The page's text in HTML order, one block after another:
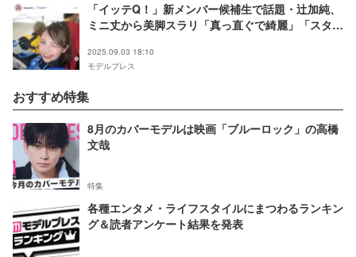
「イッテQ！」新メンバー候補生で話題・辻加純、
ミニ丈から美脚スラリ「真っ直ぐで綺麗」「スタイ
2025.09.03 18:10
モデルプレス
おすすめ特集
8月のカバーモデルは映画「ブルーロック」の高橋
文哉
特集
各種エンタメ・ライフスタイルにまつわるランキン
グ＆読者アンケート結果を発表